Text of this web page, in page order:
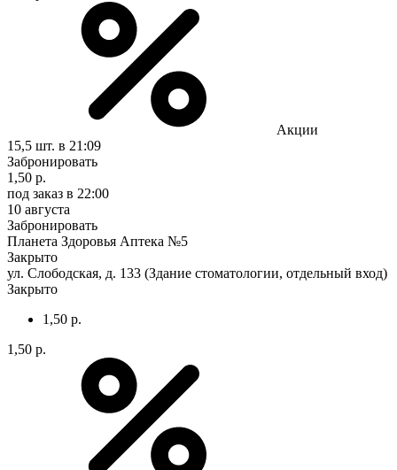
Акции
15,5 шт. в 21:09
Забронировать
1,50 р.
под заказ в 22:00
10 августа
Забронировать
Планета Здоровья Аптека №5
Закрыто
ул. Слободская, д. 133 (Здание стоматологии, отдельный вход)
Закрыто
1,50 р.
1,50 р.